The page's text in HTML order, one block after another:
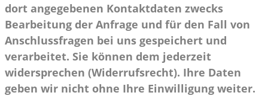
dort angegebenen Kontaktdaten zwecks
Bearbeitung der Anfrage und für den Fall von
Anschlussfragen bei uns gespeichert und
verarbeitet. Sie können dem jederzeit
widersprechen (Widerrufsrecht). Ihre Daten
geben wir nicht ohne Ihre Einwilligung weiter.